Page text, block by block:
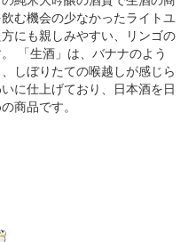
む機会の少なかったライトユ
にも親しみやすい、リンゴの
「生酒」は、バナナのよう
しぼりたての喉越しが感じら
に仕上げており、日本酒を日
商品です。